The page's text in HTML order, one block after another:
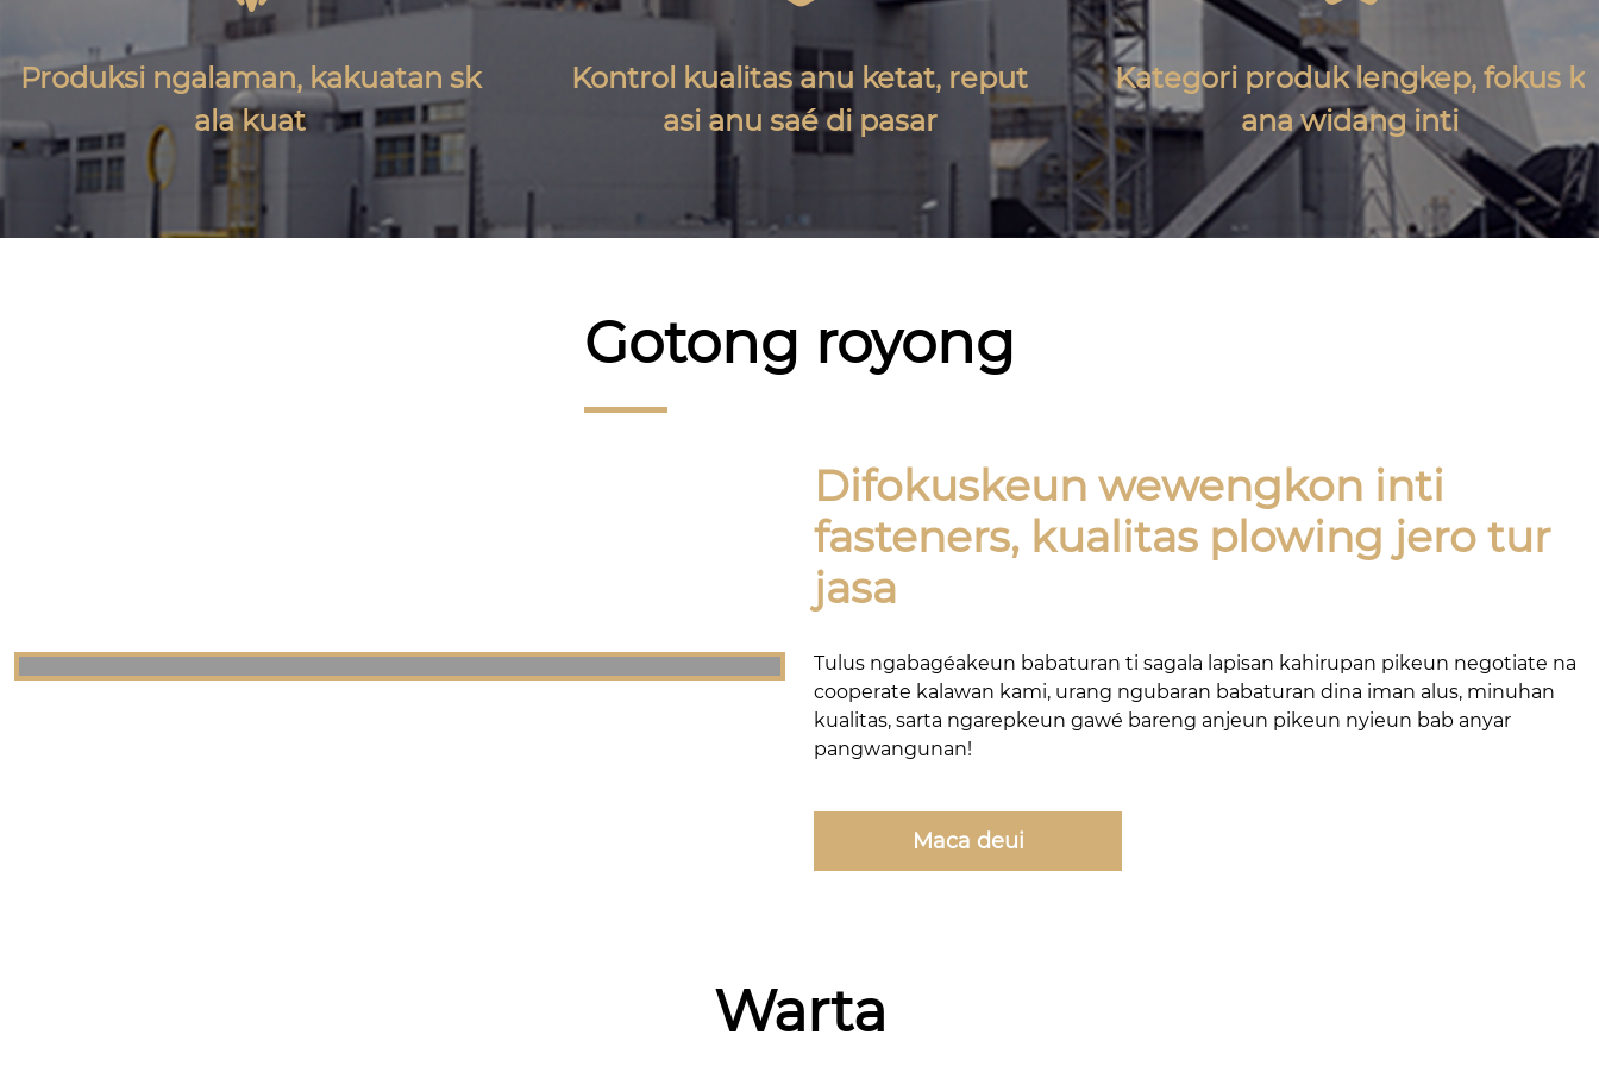
Produksi ngalaman, kakuatan sk
ala kuat
Kontrol kualitas anu ketat, reput
asi anu saé di pasar
Kategori produk lengkep, fokus k
ana widang inti
Gotong royong
Difokuskeun wewengkon inti
fasteners, kualitas plowing jero tur
jasa
Tulus ngabagéakeun babaturan ti sagala lapisan kahirupan pikeun negotiate na
cooperate kalawan kami, urang ngubaran babaturan dina iman alus, minuhan
kualitas, sarta ngarepkeun gawé bareng anjeun pikeun nyieun bab anyar
pangwangunan!
Maca deui
Warta